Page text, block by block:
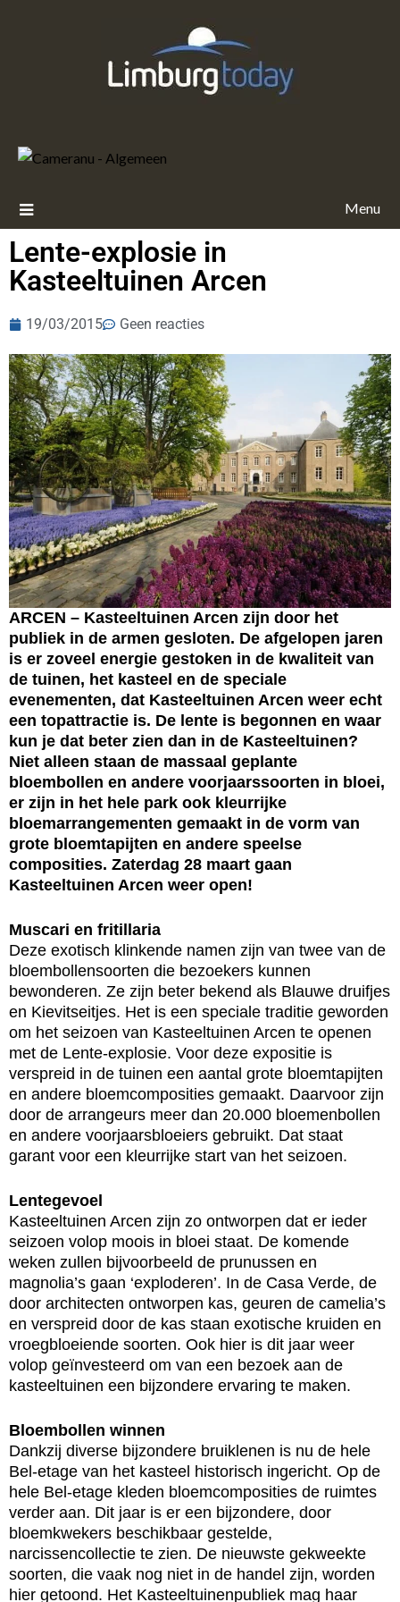
Menu
Lente-explosie in
Kasteeltuinen Arcen
19/03/2015 Geen reacties
ARCEN – Kasteeltuinen Arcen zijn door het
publiek in de armen gesloten. De afgelopen jaren
is er zoveel energie gestoken in de kwaliteit van
de tuinen, het kasteel en de speciale
evenementen, dat Kasteeltuinen Arcen weer echt
een topattractie is. De lente is begonnen en waar
kun je dat beter zien dan in de Kasteeltuinen?
Niet alleen staan de massaal geplante
bloembollen en andere voorjaarssoorten in bloei,
er zijn in het hele park ook kleurrijke
bloemarrangementen gemaakt in de vorm van
grote bloemtapijten en andere speelse
composities. Zaterdag 28 maart gaan
Kasteeltuinen Arcen weer open!
Muscari en fritillaria
Deze exotisch klinkende namen zijn van twee van de
bloembollensoorten die bezoekers kunnen
bewonderen. Ze zijn beter bekend als Blauwe druifjes
en Kievitseitjes. Het is een speciale traditie geworden
om het seizoen van Kasteeltuinen Arcen te openen
met de Lente-explosie. Voor deze expositie is
verspreid in de tuinen een aantal grote bloemtapijten
en andere bloemcomposities gemaakt. Daarvoor zijn
door de arrangeurs meer dan 20.000 bloemenbollen
en andere voorjaarsbloeiers gebruikt. Dat staat
garant voor een kleurrijke start van het seizoen.
Lentegevoel
Kasteeltuinen Arcen zijn zo ontworpen dat er ieder
seizoen volop moois in bloei staat. De komende
weken zullen bijvoorbeeld de prunussen en
magnolia’s gaan ‘exploderen’. In de Casa Verde, de
door architecten ontworpen kas, geuren de camelia’s
en verspreid door de kas staan exotische kruiden en
vroegbloeiende soorten. Ook hier is dit jaar weer
volop geïnvesteerd om van een bezoek aan de
kasteeltuinen een bijzondere ervaring te maken.
Bloembollen winnen
Dankzij diverse bijzondere bruiklenen is nu de hele
Bel-etage van het kasteel historisch ingericht. Op de
hele Bel-etage kleden bloemcomposities de ruimtes
verder aan. Dit jaar is er een bijzondere, door
bloemkwekers beschikbaar gestelde,
narcissencollectie te zien. De nieuwste gekweekte
soorten, die vaak nog niet in de handel zijn, worden
hier getoond. Het Kasteeltuinenpubliek mag haar